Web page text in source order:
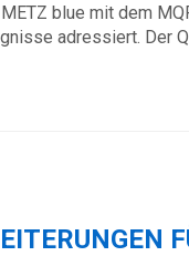
blue mit dem
adressiert. Der